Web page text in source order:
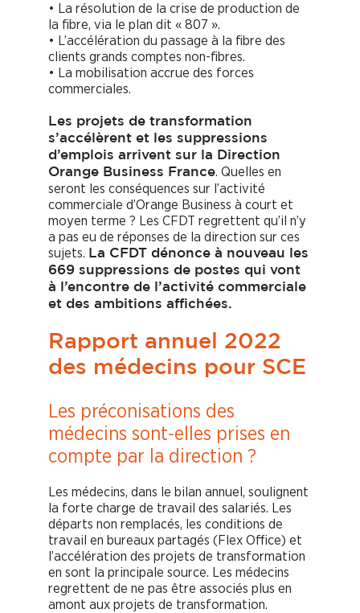
• La résolution de la crise de production de
la fibre, via le plan dit « 807 ».
• L’accélération du passage à la fibre des
clients grands comptes non-fibres.
• La mobilisation accrue des forces
commerciales.
Les projets de transformation
s’accélèrent et les suppressions
d’emplois arrivent sur la Direction
Orange Business France. Quelles en
seront les conséquences sur l’activité
commerciale d’Orange Business à court et
moyen terme ? Les CFDT regrettent qu’il n’y
a pas eu de réponses de la direction sur ces
sujets. La CFDT dénonce à nouveau les
669 suppressions de postes qui vont
à l’encontre de l’activité commerciale
et des ambitions affichées.
Rapport annuel 2022
des médecins pour SCE
Les préconisations des
médecins sont-elles prises en
compte par la direction ?
Les médecins, dans le bilan annuel, soulignent
la forte charge de travail des salariés. Les
départs non remplacés, les conditions de
travail en bureaux partagés (Flex Office) et
l’accélération des projets de transformation
en sont la principale source. Les médecins
regrettent de ne pas être associés plus en
amont aux projets de transformation.